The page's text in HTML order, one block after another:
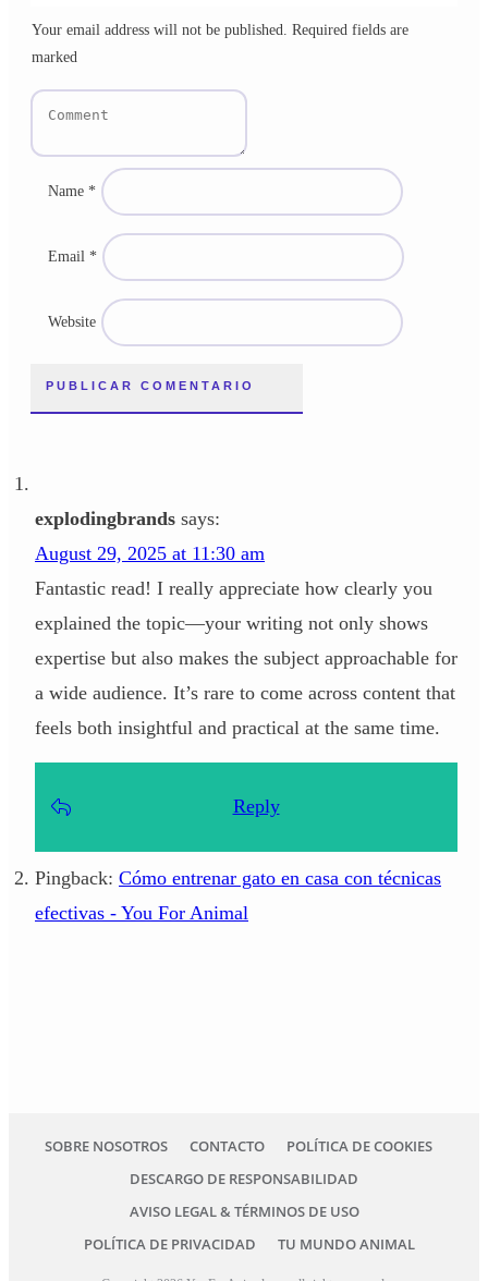
Your email address will not be published.
Required fields are
marked
Name *
Email *
Website
PUBLICAR COMENTARIO
explodingbrands says:
August 29, 2025 at 11:30 am
Fantastic read! I really appreciate how clearly you
explained the topic—your writing not only shows
expertise but also makes the subject approachable for
a wide audience. It’s rare to come across content that
feels both insightful and practical at the same time.
Reply
Pingback: Cómo entrenar gato en casa con técnicas
efectivas - You For Animal
SOBRE NOSOTROS CONTACTO
POLÍTICA DE COOKIES
DESCARGO DE RESPONSABILIDAD
AVISO LEGAL & TÉRMINOS DE USO
POLÍTICA DE PRIVACIDAD
TU MUNDO ANIMAL